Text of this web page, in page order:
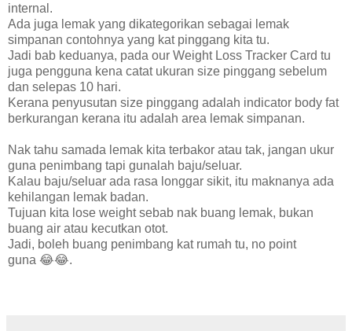
internal.
Ada juga lemak yang dikategorikan sebagai lemak
simpanan contohnya yang kat pinggang kita tu.
Jadi bab keduanya, pada our Weight Loss Tracker Card tu
juga pengguna kena catat ukuran size pinggang sebelum
dan selepas 10 hari.
Kerana penyusutan size pinggang adalah indicator body fat
berkurangan kerana itu adalah area lemak simpanan.
Nak tahu samada lemak kita terbakor atau tak, jangan ukur
guna penimbang tapi gunalah baju/seluar.
Kalau baju/seluar ada rasa longgar sikit, itu maknanya ada
kehilangan lemak badan.
Tujuan kita lose weight sebab nak buang lemak, bukan
buang air atau kecutkan otot.
Jadi, boleh buang penimbang kat rumah tu, no point
guna 😂😂.